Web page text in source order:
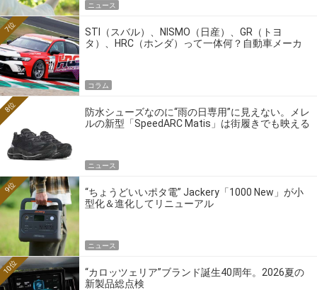
ニュース
STI（スバル）、NISMO（日産）、GR（トヨ
タ）、HRC（ホンダ）って一体何？自動車メーカ
7位
コラム
防水シューズなのに“雨の日専用”に見えない。メレ
ルの新型「SpeedARC Matis」は街履きでも映える
8位
ニュース
“ちょうどいいポタ電” Jackery「1000 New」が小
型化＆進化してリニューアル
9位
ニュース
“カロッツェリア”ブランド誕生40周年。2026夏の
新製品総点検
10位